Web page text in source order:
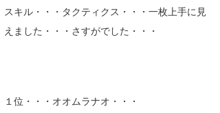
スキル・・・タクティクス・・・一枚上手に見
えました・・・さすがでした・・・
１位・・・オオムラナオ・・・